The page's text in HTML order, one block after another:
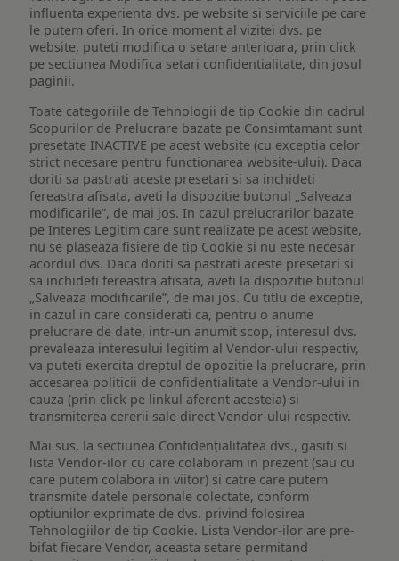
influenta experienta dvs. pe website si serviciile pe care
le putem oferi. In orice moment al vizitei dvs. pe
website, puteti modifica o setare anterioara, prin click
pe sectiunea Modifica setari confidentialitate, din josul
paginii.
Toate categoriile de Tehnologii de tip Cookie din cadrul
Scopurilor de Prelucrare bazate pe Consimtamant sunt
presetate INACTIVE pe acest website (cu exceptia celor
strict necesare pentru functionarea website-ului). Daca
doriti sa pastrati aceste presetari si sa inchideti
fereastra afisata, aveti la dispozitie butonul „Salveaza
modificarile”, de mai jos. In cazul prelucrarilor bazate
pe Interes Legitim care sunt realizate pe acest website,
nu se plaseaza fisiere de tip Cookie si nu este necesar
acordul dvs. Daca doriti sa pastrati aceste presetari si
sa inchideti fereastra afisata, aveti la dispozitie butonul
„Salveaza modificarile”, de mai jos. Cu titlu de exceptie,
in cazul in care considerati ca, pentru o anume
prelucrare de date, intr-un anumit scop, interesul dvs.
prevaleaza interesului legitim al Vendor-ului respectiv,
va puteti exercita dreptul de opozitie la prelucrare, prin
accesarea politicii de confidentialitate a Vendor-ului in
cauza (prin click pe linkul aferent acesteia) si
transmiterea cererii sale direct Vendor-ului respectiv.
Mai sus, la sectiunea Confidențialitatea dvs., gasiti si
lista Vendor-ilor cu care colaboram in prezent (sau cu
care putem colabora in viitor) si catre care putem
transmite datele personale colectate, conform
optiunilor exprimate de dvs. privind folosirea
Tehnologiilor de tip Cookie. Lista Vendor-ilor are pre-
bifat fiecare Vendor, aceasta setare permitand